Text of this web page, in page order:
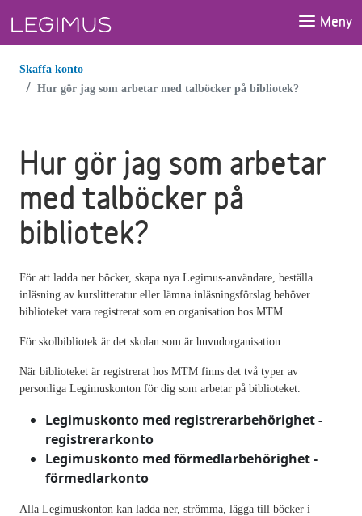
Meny
Skaffa konto
Hur gör jag som arbetar med talböcker på bibliotek?
Hur gör jag som arbetar
med talböcker på
bibliotek?
För att ladda ner böcker, skapa nya Legimus-användare, beställa
inläsning av kurslitteratur eller lämna inläsningsförslag behöver
biblioteket vara registrerat som en organisation hos MTM.
För skolbibliotek är det skolan som är huvudorganisation.
När biblioteket är registrerat hos MTM finns det två typer av
personliga Legimuskonton för dig som arbetar på biblioteket.
Legimuskonto med registrerarbehörighet -
registrerarkonto
Legimuskonto med förmedlarbehörighet -
förmedlarkonto
Alla Legimuskonton kan ladda ner, strömma, lägga till böcker i